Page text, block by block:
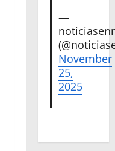
—
November
25,
2025